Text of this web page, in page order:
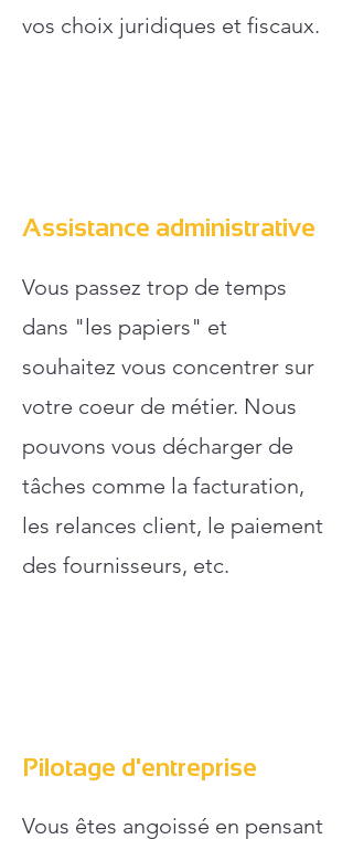
vos choix juridiques et fiscaux.
Assistance administrative
Vous passez trop de temps
dans "les papiers" et
souhaitez vous concentrer sur
votre coeur de métier. Nous
pouvons vous décharger de
tâches comme la facturation,
les relances client, le paiement
des fournisseurs, etc.
Pilotage d'entreprise
Vous êtes angoissé en pensant